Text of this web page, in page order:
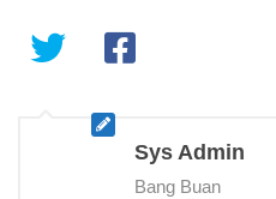
Sys Admin
Bang Buan